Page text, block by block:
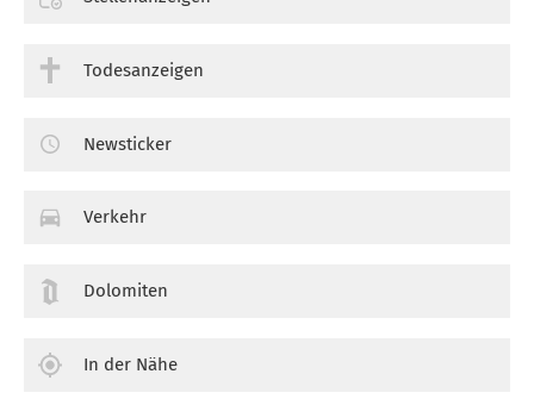
Todesanzeigen
Newsticker
Verkehr
Dolomiten
In der Nähe